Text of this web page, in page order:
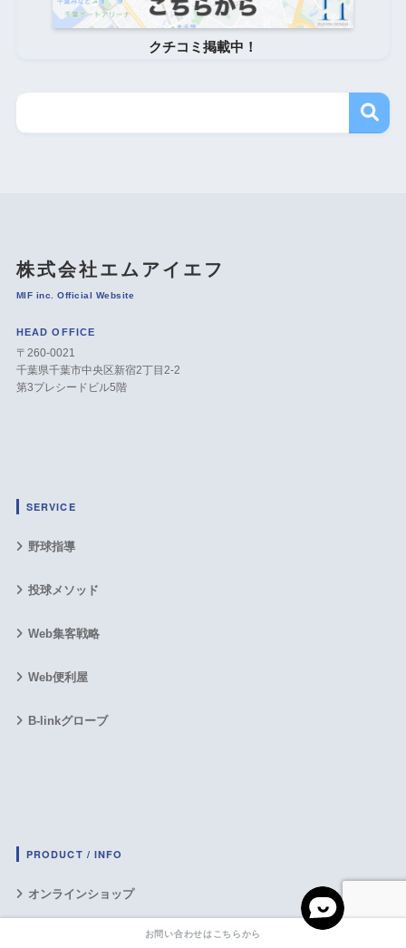
クチコミ掲載中！
株式会社エムアイエフ
MIF inc. Official Website
HEAD OFFICE
〒260-0021
千葉県千葉市中央区新宿2丁目2-2
第3プレシードビル5階
SERVICE
野球指導
投球メソッド
Web集客戦略
Web便利屋
B-linkグローブ
PRODUCT / INFO
オンラインショップ
お問い合わせはこちらから